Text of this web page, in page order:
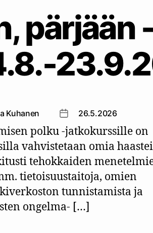
pärjään
Kuhanen Julkaisupäivämäärä
26.5.2026
polku -jatkokurssille on
vahvistetaan omia
tehokkaiden
tietoisuustaitoja, omien
tunnistamista ja
ongelma- […]